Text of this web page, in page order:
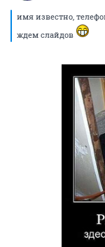
имя известно,
ждем слайдов